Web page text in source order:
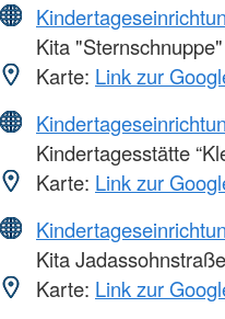
Kita "Sternschnuppe"
Karte: Link zur
Kindertagesstätte
Karte: Link zur
Kita Jadassohnstraße
Karte: Link zur